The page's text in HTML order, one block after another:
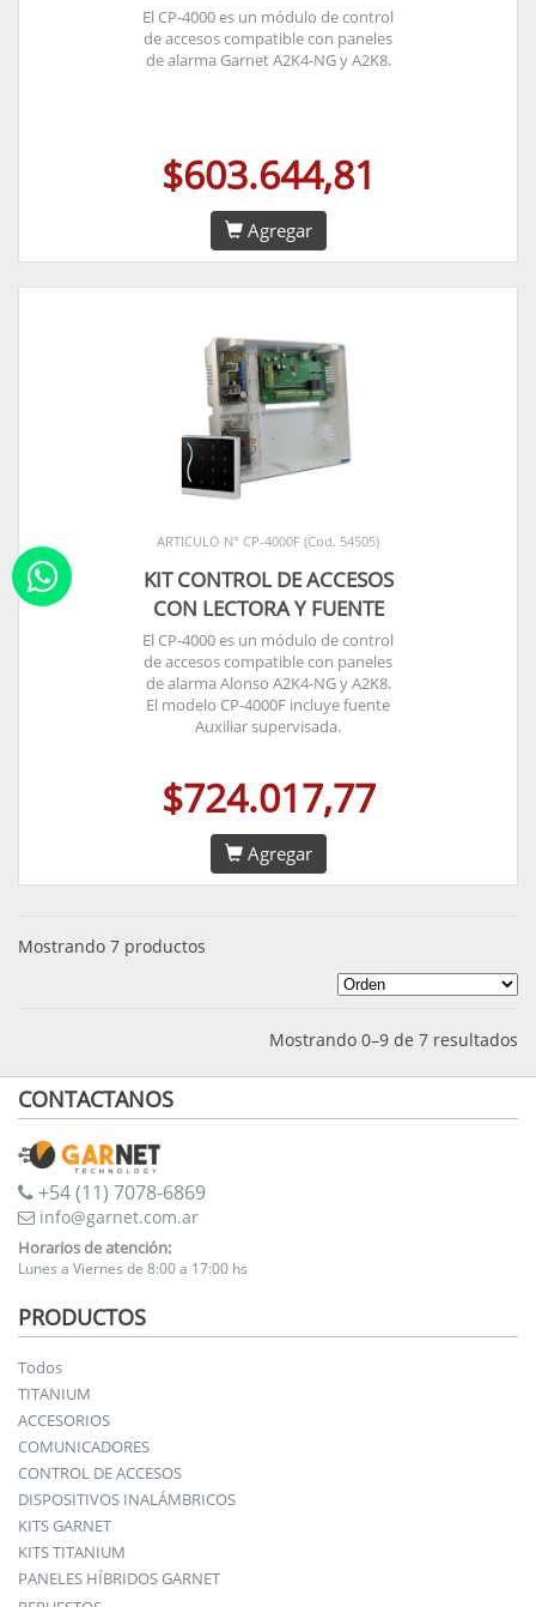
El CP-4000 es un módulo de control
de accesos compatible con paneles
de alarma Garnet A2K4-NG y A2K8.
$603.644,81
Agregar
ARTICULO N° CP-4000F (Cod. 54505)
KIT CONTROL DE ACCESOS
CON LECTORA Y FUENTE
El CP-4000 es un módulo de control
de accesos compatible con paneles
de alarma Alonso A2K4-NG y A2K8.
El modelo CP-4000F incluye fuente
Auxiliar supervisada.
$724.017,77
Agregar
Mostrando 7 productos
Mostrando 0–9 de 7 resultados
CONTACTANOS
+54 (11) 7078-6869
info@garnet.com.ar
Horarios de atención:
Lunes a Viernes de 8:00 a 17:00 hs
PRODUCTOS
Todos
TITANIUM
ACCESORIOS
COMUNICADORES
CONTROL DE ACCESOS
DISPOSITIVOS INALÁMBRICOS
KITS GARNET
KITS TITANIUM
PANELES HÍBRIDOS GARNET